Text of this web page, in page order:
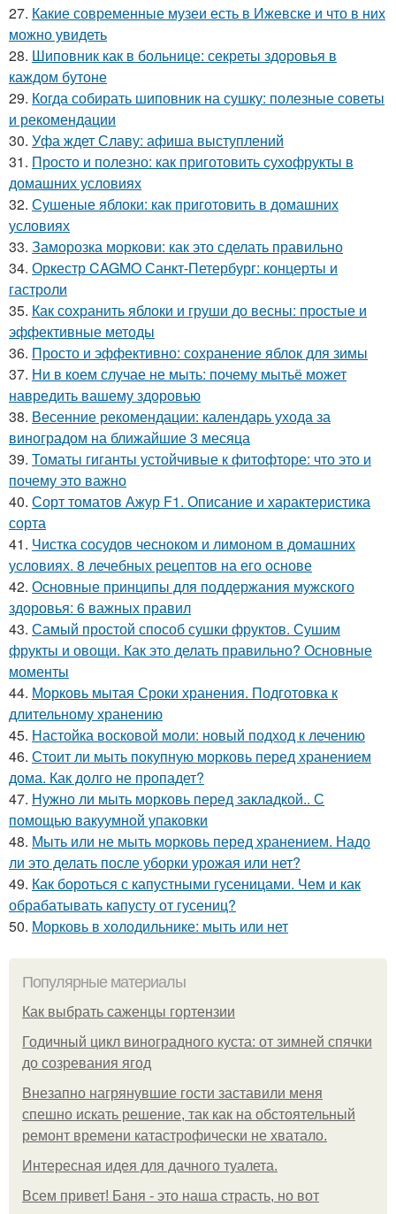
27. Какие современные музеи есть в Ижевске и что в них
можно увидеть
28. Шиповник как в больнице: секреты здоровья в
каждом бутоне
29. Когда собирать шиповник на сушку: полезные советы
и рекомендации
30. Уфа ждет Славу: афиша выступлений
31. Просто и полезно: как приготовить сухофрукты в
домашних условиях
32. Сушеные яблоки: как приготовить в домашних
условиях
33. Заморозка моркови: как это сделать правильно
34. Оркестр CAGMO Санкт-Петербург: концерты и
гастроли
35. Как сохранить яблоки и груши до весны: простые и
эффективные методы
36. Просто и эффективно: сохранение яблок для зимы
37. Ни в коем случае не мыть: почему мытьё может
навредить вашему здоровью
38. Весенние рекомендации: календарь ухода за
виноградом на ближайшие 3 месяца
39. Томаты гиганты устойчивые к фитофторе: что это и
почему это важно
40. Сорт томатов Ажур F1. Описание и характеристика
сорта
41. Чистка сосудов чесноком и лимоном в домашних
условиях. 8 лечебных рецептов на его основе
42. Основные принципы для поддержания мужского
здоровья: 6 важных правил
43. Самый простой способ сушки фруктов. Сушим
фрукты и овощи. Как это делать правильно? Основные
моменты
44. Морковь мытая Сроки хранения. Подготовка к
длительному хранению
45. Настойка восковой моли: новый подход к лечению
46. Стоит ли мыть покупную морковь перед хранением
дома. Как долго не пропадет?
47. Нужно ли мыть морковь перед закладкой.. С
помощью вакуумной упаковки
48. Мыть или не мыть морковь перед хранением. Надо
ли это делать после уборки урожая или нет?
49. Как бороться с капустными гусеницами. Чем и как
обрабатывать капусту от гусениц?
50. Морковь в холодильнике: мыть или нет
Популярные материалы
Как выбрать саженцы гортензии
Годичный цикл виноградного куста: от зимней спячки
до созревания ягод
Внезапно нагрянувшие гости заставили меня
спешно искать решение, так как на обстоятельный
ремонт времени катастрофически не хватало.
Интересная идея для дачного туалета.
Всем привет! Баня - это наша страсть, но вот